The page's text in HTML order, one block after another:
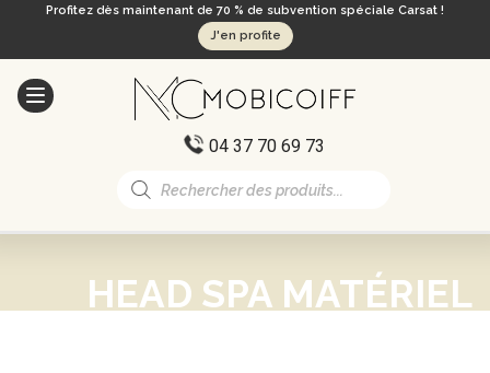
Profitez dès maintenant de 70 % de subvention spéciale Carsat !
J'en profite
04 37 70 69 73
Recherche
de
HEAD SPA MATÉRIEL